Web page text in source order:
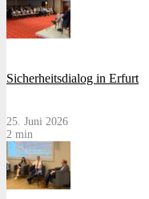
Sicherheitsdialog in Erfurt
25. Juni 2026
2 min